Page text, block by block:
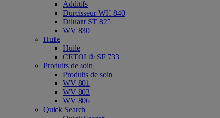
Additifs
Durcisseur WH 840
Diluant ST 825
WV 830
Huile
Huile
CETOL® SF 733
Produits de soin
Produits de soin
WV 801
WV 803
WV 806
Quick Search